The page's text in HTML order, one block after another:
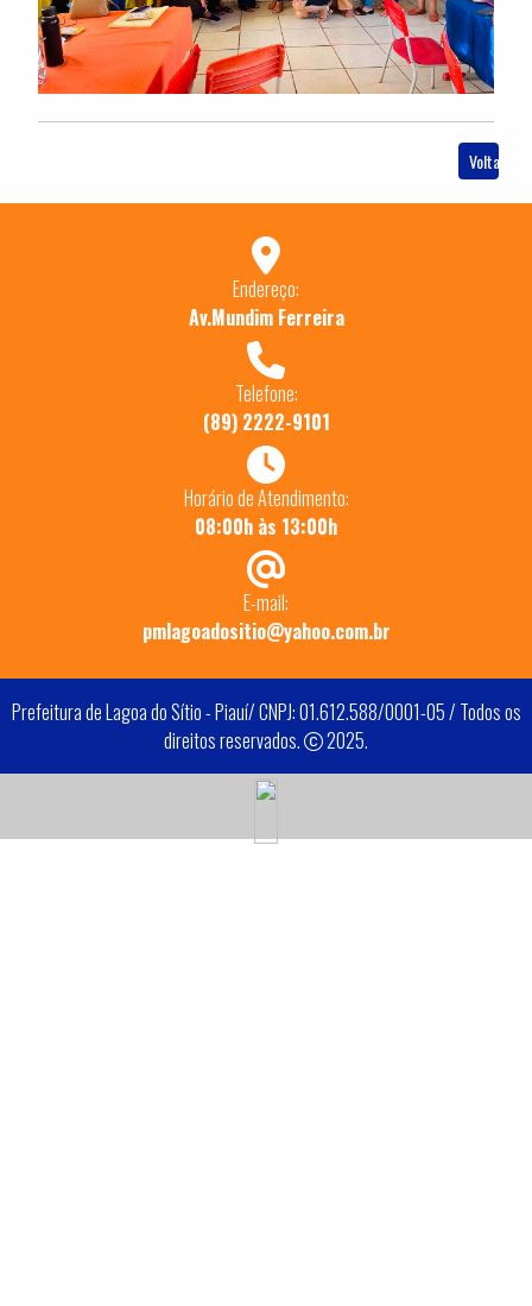
Voltar
Endereço:
Av.Mundim Ferreira
Telefone:
(89) 2222-9101
Horário de Atendimento:
08:00h às 13:00h
E-mail:
pmlagoadositio@yahoo.com.br
Prefeitura de Lagoa do Sítio - Piauí/ CNPJ: 01.612.588/0001-05 / Todos os
direitos reservados.
2025.